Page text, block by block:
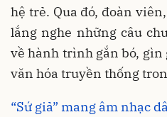
hệ trẻ. Qua đó, đoàn
lắng nghe những câu
về hành trình gắn bó, gìn
văn hóa truyền thống
“Sứ giả” mang âm nhạc